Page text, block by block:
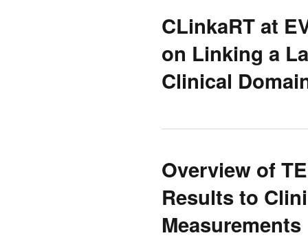
CLinkaRT at
on Linking a
Clinical
Overview of
Results to
Measurements